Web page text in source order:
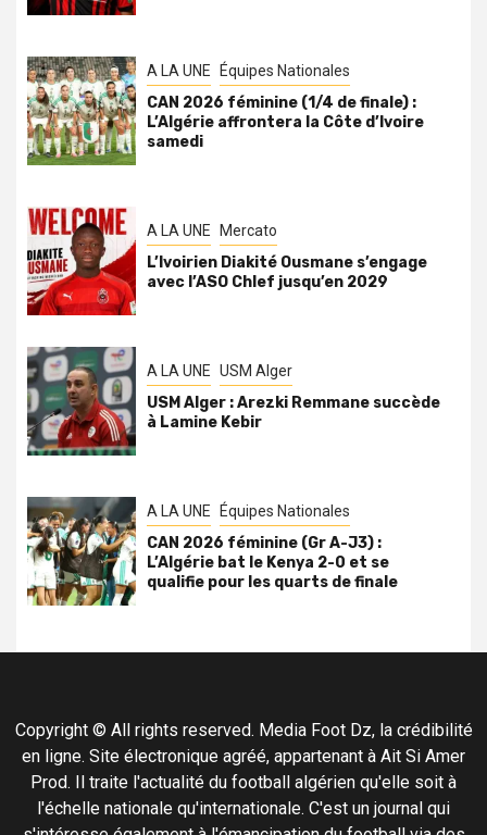
A LA UNE Équipes Nationales
CAN 2026 féminine (1/4 de finale) :
L’Algérie affrontera la Côte d’Ivoire
samedi
A LA UNE Mercato
L’Ivoirien Diakité Ousmane s’engage
avec l’ASO Chlef jusqu’en 2029
A LA UNE USM Alger
USM Alger : Arezki Remmane succède
à Lamine Kebir
A LA UNE Équipes Nationales
CAN 2026 féminine (Gr A-J3) :
L’Algérie bat le Kenya 2-0 et se
qualifie pour les quarts de finale
Copyright © All rights reserved. Media Foot Dz, la crédibilité
en ligne. Site électronique agréé, appartenant à Ait Si Amer
Prod. Il traite l'actualité du football algérien qu'elle soit à
l'échelle nationale qu'internationale. C'est un journal qui